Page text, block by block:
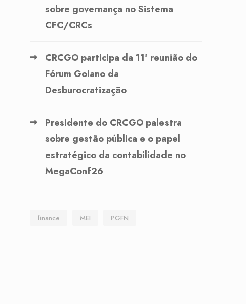
sobre governança no Sistema
CFC/CRCs
CRCGO participa da 11ª reunião do
Fórum Goiano da
Desburocratização
Presidente do CRCGO palestra
sobre gestão pública e o papel
estratégico da contabilidade no
MegaConf26
finance MEI PGFN